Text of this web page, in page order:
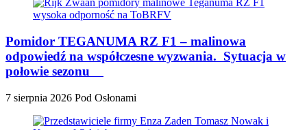
Pomidor TEGANUMA RZ F1 – malinowa
odpowiedź na współczesne wyzwania. Sytuacja w
połowie sezonu
7 sierpnia 2026 Pod Osłonami